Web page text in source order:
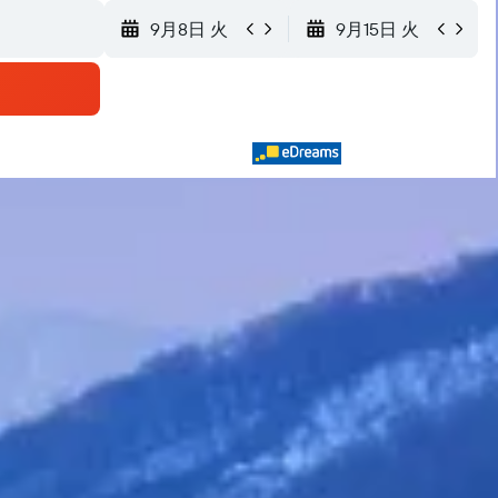
9月8日 火 9月15日 火